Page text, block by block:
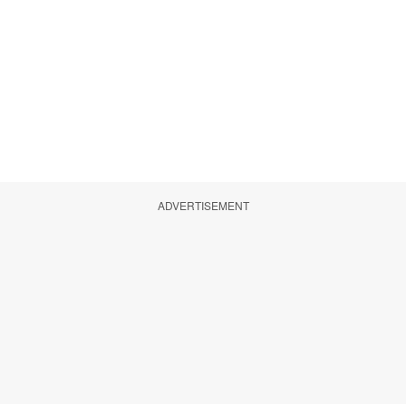
ADVERTISEMENT